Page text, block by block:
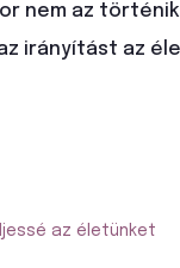
nem az
irányítást az
az életünket